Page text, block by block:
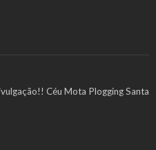
Céu Mota Plogging Santa